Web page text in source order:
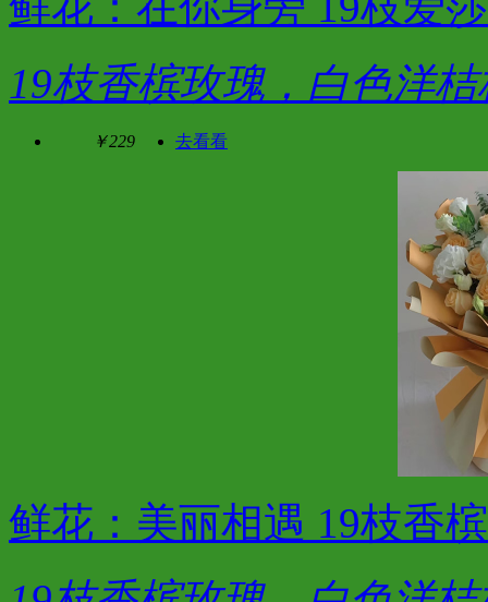
19枝香槟玫瑰，白色洋
￥229 去看看
鲜花：美丽相遇 19枝香